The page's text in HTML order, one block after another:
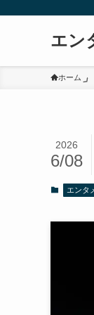
エン
ホーム
2026
6/08
エンタ